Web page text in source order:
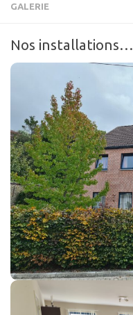
GALERIE
Nos installations…